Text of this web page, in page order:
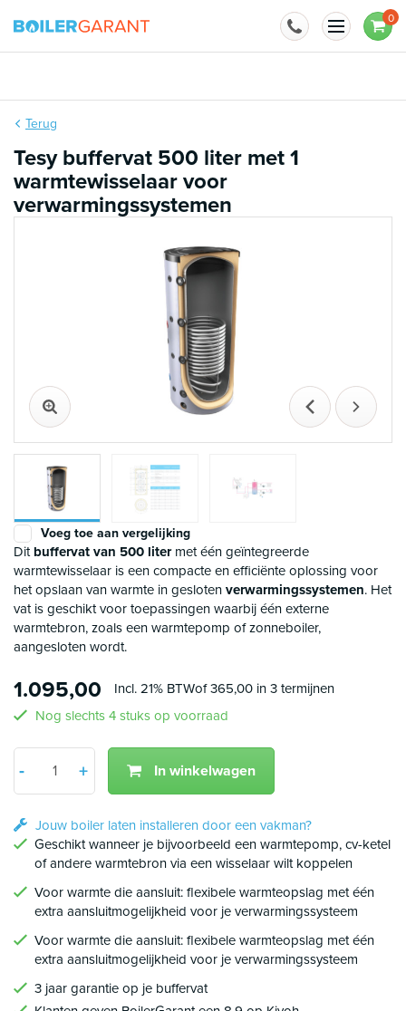
0
Terug
Tesy buffervat 500 liter met 1
warmtewisselaar voor
verwarmingssystemen
Vorige
Voeg toe aan vergelijking
Ditbuffervat van 500 litermet één geïntegreerde
warmtewisselaar is een compacte en efficiënte oplossing voor
het opslaan van warmte in geslotenverwarmingssystemen. Het
vat is geschikt voor toepassingen waarbij één externe
warmtebron, zoals een warmtepomp of zonneboiler,
aangesloten wordt.
1.095,00 Incl. 21% BTWof 365,00 in 3 termijnen
Nog slechts 4 stuks op voorraad
-
Min 1
Aantal
+
Plus 1
In winkelwagen
Jouw boiler laten installeren door een vakman?
Geschikt wanneer je bijvoorbeeld een warmtepomp, cv-ketel
of andere warmtebron via een wisselaar wilt koppelen
Voor warmte die aansluit: flexibele warmteopslag met één
extra aansluitmogelijkheid voor je verwarmingssysteem
Voor warmte die aansluit: flexibele warmteopslag met één
extra aansluitmogelijkheid voor je verwarmingssysteem
3 jaar garantie op je buffervat